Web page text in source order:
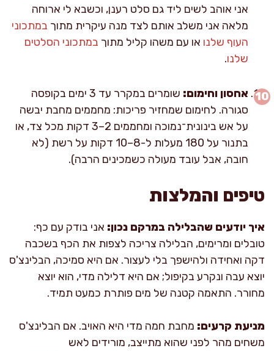
אני אוהב לשים ליד גם סלט רענן, וכשבא לי ארוחה
מלאה אני משלב אותם לצד מנה עיקרית מתוך במתכוני
העוף שלנו או עם משהו קליל מתוך במתכוני הסלטים
שלנו.
אחסון וחימום:
שומרים במקרר עד 3 ימים בקופסה
סגורה. לחימום שמחזיר פריכות: מחממים מחבת יבשה
על אש בינונית־נמוכה ומחממים 2–3 דקות מכל צד, או
בתנור על 180 מעלות ל-8–10 דקות על רשת (לא
חובה, אבל עובד מעולה כשמכינים הרבה).
טיפים והמלצות
איך יודעים שהבלילה במרקם נכון: אני בודק עם כף:
טובלים ומרימים, הבלילה צריכה לצפות את הכף בשכבה
דקה ואחידה ולהישפך בלי לעצור. אם היא סמיכה, הבלינצ'ס
יוצא עבה ונקרע בקיפול; אם היא דלילה מדי, הוא יוצא
מחורר. התאמה קטנה של מים פותרת כמעט תמיד.
מניעת קרעים: מחבת חמה מדי היא האויב. אם הבלינצ'ס
משחים מהר לפני שהוא מתייצב, מורידים לאש